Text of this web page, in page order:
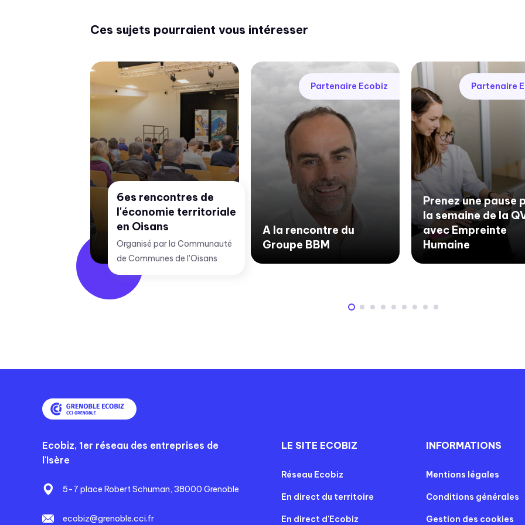
Ces sujets pourraient vous intéresser
6es rencontres de
l'économie territoriale
en Oisans
Organisé par la Communauté
de Communes de l'Oisans
Partenaire Ecobiz
A la rencontre du
Groupe BBM
Partenaire
Prenez une pause
la semaine de la
avec Empreinte
Humaine
Ecobiz, 1er réseau des entreprises de
l'Isère
5-7 place Robert Schuman, 38000 Grenoble
ecobiz@grenoble.cci.fr
LE SITE ECOBIZ
Réseau Ecobiz
En direct du territoire
En direct d'Ecobiz
INFORMATIONS
Mentions légales
Conditions générales
Gestion des cookies